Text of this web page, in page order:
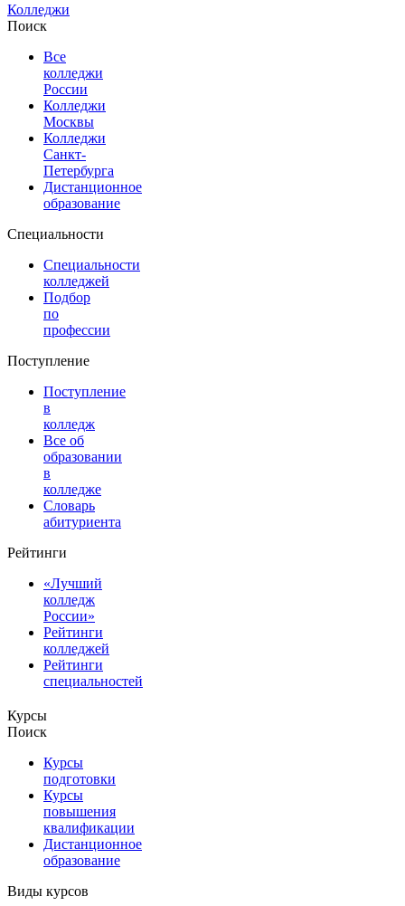
Колледжи
Поиск
Все
колледжи
России
Колледжи
Москвы
Колледжи
Санкт-
Петербурга
Дистанционное
образование
Специальности
Специальности
колледжей
Подбор
по
профессии
Поступление
Поступление
в
колледж
Все об
образовании
в
колледже
Словарь
абитуриента
Рейтинги
«Лучший
колледж
России»
Рейтинги
колледжей
Рейтинги
специальностей
Курсы
Поиск
Курсы
подготовки
Курсы
повышения
квалификации
Дистанционное
образование
Виды курсов